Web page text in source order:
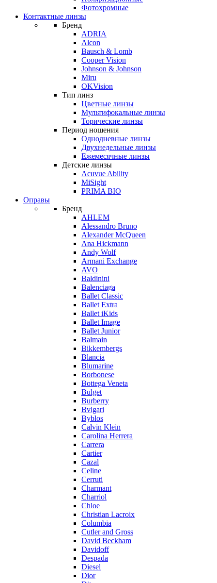
Фотохромные
Контактные линзы
Бренд
ADRIA
Alcon
Bausch & Lomb
Cooper Vision
Johnson & Johnson
Miru
OKVision
Тип линз
Цветные линзы
Мультифокальные линзы
Торические линзы
Период ношения
Однодневные линзы
Двухнедельные линзы
Ежемесячные линзы
Детские линзы
Acuvue Ability
MiSight
PRIMA BIO
Оправы
Бренд
AHLEM
Alessandro Bruno
Alexander McQueen
Ana Hickmann
Andy Wolf
Armani Exchange
AVO
Baldinini
Balenciaga
Ballet Classic
Ballet Extra
Ballet iKids
Ballet Image
Ballet Junior
Balmain
Bikkembergs
Blancia
Blumarine
Borbonese
Bottega Veneta
Bulget
Burberry
Bvlgari
Byblos
Calvin Klein
Carolina Herrera
Carrera
Cartier
Cazal
Celine
Cerruti
Charmant
Charriol
Chloe
Christian Lacroix
Columbia
Cutler and Gross
David Beckham
Davidoff
Despada
Diesel
Dior